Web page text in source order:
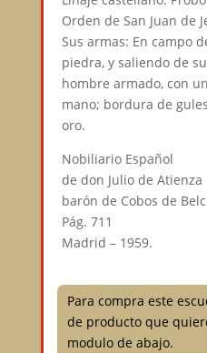
Orden de San Juan de
Sus armas: En campo
piedra, y saliendo de
hombre armado, con
mano; bordura de
oro.
Nobiliario Español
de don Julio de Atienza
barón de Cobos de
Pág. 711
Madrid – 1959.
Para compra este
de producto que
modulo de abajo.